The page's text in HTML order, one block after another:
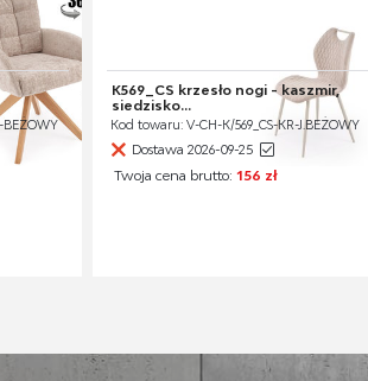
K569_CS krzesło nogi - kaszmir,
siedzisko...
Kod towaru: V-CH-K/569_CS-KR-J.BEŻOWY
Dostawa 2026-09-25
Twoja cena brutto: 156 zł